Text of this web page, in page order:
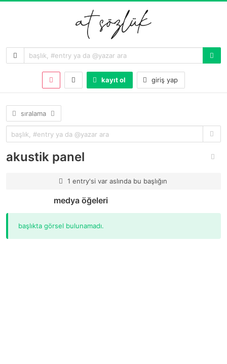
kayıt ol giriş yap
sıralama
akustik panel
1 entry'si var aslında bu başlığın
medya öğeleri
başlıkta görsel bulunamadı.